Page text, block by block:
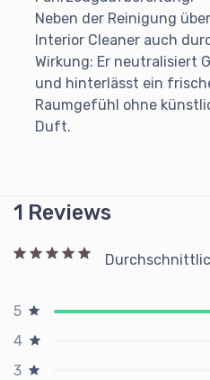
Neben der Reinigung
Interior Cleaner auch
Wirkung: Er neutralisiert
und hinterlässt ein
Raumgefühl ohne
Duft.
1 Reviews
5
4
3